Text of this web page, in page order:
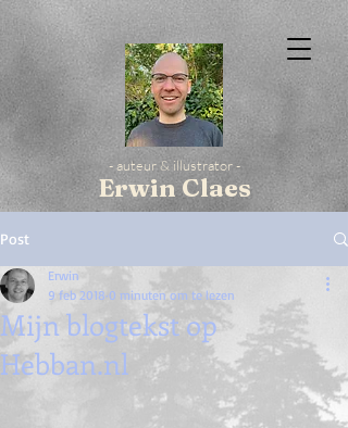
- auteur & illustrator -
Erwin Claes
Post
Mijn blogtekst op
Hebban.nl
Erwin
9 feb 2018 0 minuten om te lezen